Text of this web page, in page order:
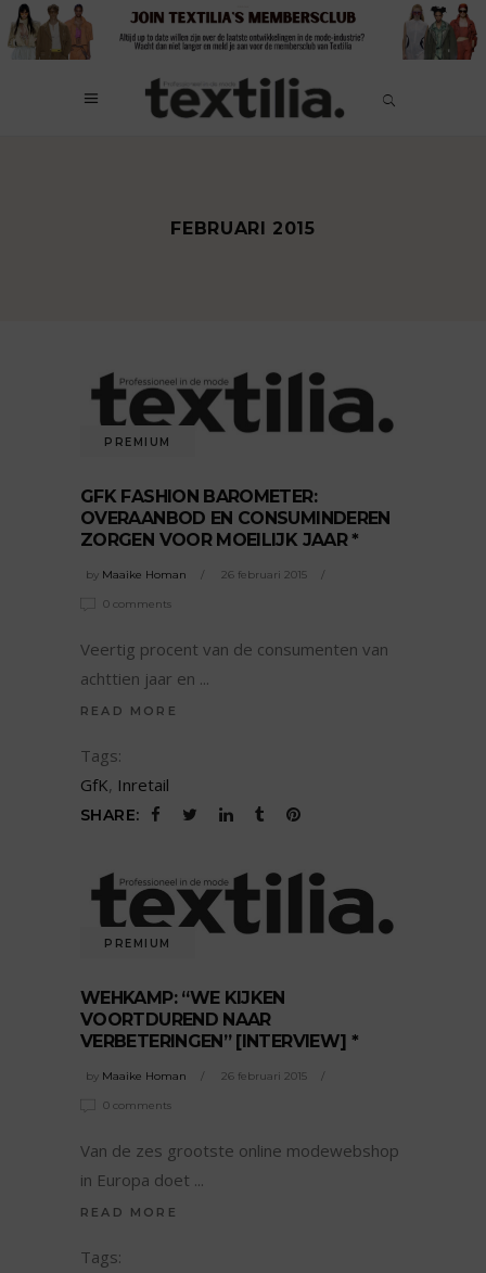
FEBRUARI 2015
PREMIUM
GFK FASHION BAROMETER:
OVERAANBOD EN CONSUMINDEREN
ZORGEN VOOR MOEILIJK JAAR *
by Maaike Homan 26 februari 2015
0 comments
Veertig procent van de consumenten van
achttien jaar en
READ MORE
Tags:
GfK, Inretail
SHARE:
PREMIUM
WEHKAMP: “WE KIJKEN
VOORTDUREND NAAR
VERBETERINGEN” [INTERVIEW] *
by Maaike Homan 26 februari 2015
0 comments
Van de zes grootste online modewebshop
in Europa doet
READ MORE
Tags: